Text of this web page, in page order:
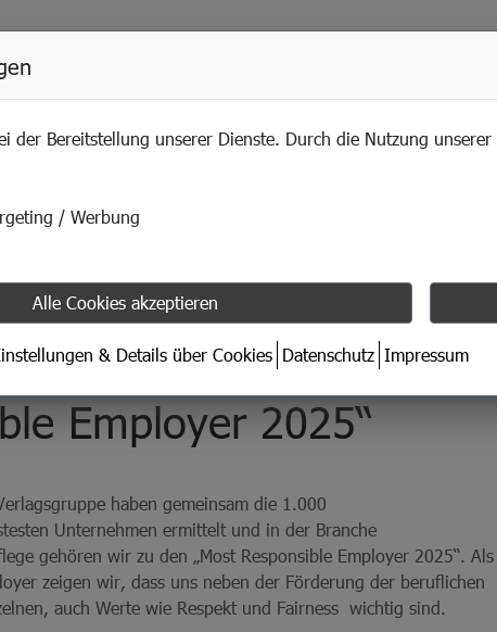
zu den „Most
Employer 2025“
haben gemeinsam die 1.000
Unternehmen ermittelt und in der Branche
gehören wir zu den „Most Responsible Employer 2025“. Als
zeigen wir, dass uns neben der Förderung der beruflichen
auch Werte wie Respekt und Fairness wichtig sind.
der Bereitstellung unserer Dienste. Durch die Nutzung
/ Werbung
Alle Cookies akzeptieren
& Details über Cookies Datenschutz Impressum